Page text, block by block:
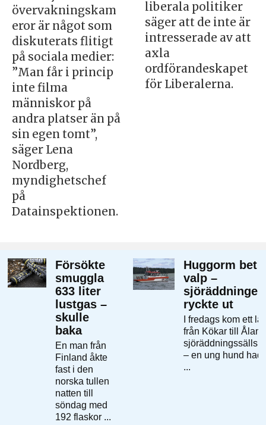
övervakningskam
eror är något som
diskuterats flitigt
på sociala medier:
”Man får i princip
inte filma
människor på
andra platser än på
sin egen tomt”,
säger Lena
Nordberg,
myndighetschef
på
Datainspektionen.
liberala politiker
säger att de inte är
intresserade av att
axla
ordförandeskapet
för Liberalerna.